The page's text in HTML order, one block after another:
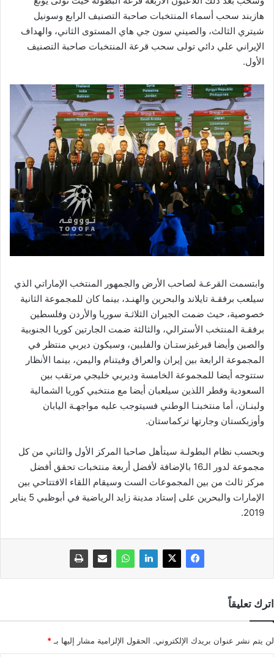
هازبند سحب أسماء المنتخبات صاحبة التصنيف الرابع وسونيل
شيتري الثالث، والصيني سون جي هاي المستوى الثاني، والهداف
الإيراني علي دائي تولى سحب قرعة المنتخبات صاحبة التصنيف
الأول.
وابتسمت القرعـة لصاحب الأرض والجمهور المنتخب الإماراتي الذي
سيلعب برفقـة تايلاند والبحرين والهنـد، بينما كان للمجموعة الثانية
خصوصية، حيث ضمت الجيران الثلاثـة سوريا والأردن وفلسطين
برفقـة المنتخب الأسترالي، والثالثة ضمت الجارتين كوريا الجنوبية
والصين وأيضا قيرغيزستـان والفلبين، وسيكون ديربي منتظر في
المجموعة الرابعة بين إيران والعراق وفيتنام واليمن، بينما الأنظار
ستتوجه أيضا للمجموعة الخامسة وديربي خليجي مرتقب بين
السعودية وقطر اللذين سيلعبان أيضا مع منتخبي كوريا الشمالية
ولبنـان، أما منتخبنـا الوطني فسيتوجب عليه مواجهـة اليابان
وأوزبكستان وجارتها تركماستان.
وبحسب نظام البطولـة سيتأهل صاحبا المركز الأول والثاني من كل
مجموعة لدور الـ16 بالإضافة لأفضل أربعة منتخبات تحقق أفضل
مركز ثالث من بين المجموعات الست وسيقام اللقاء الافتتاحي بين
الإمارات والبحرين على إستاد مدينة زايد الرياضية في أبوظبي 5 يناير
2019.
اترك تعليقاً
لن يتم نشر عنوان بريدك الإلكتروني. الحقول الإلزامية مشار إليها بـ *